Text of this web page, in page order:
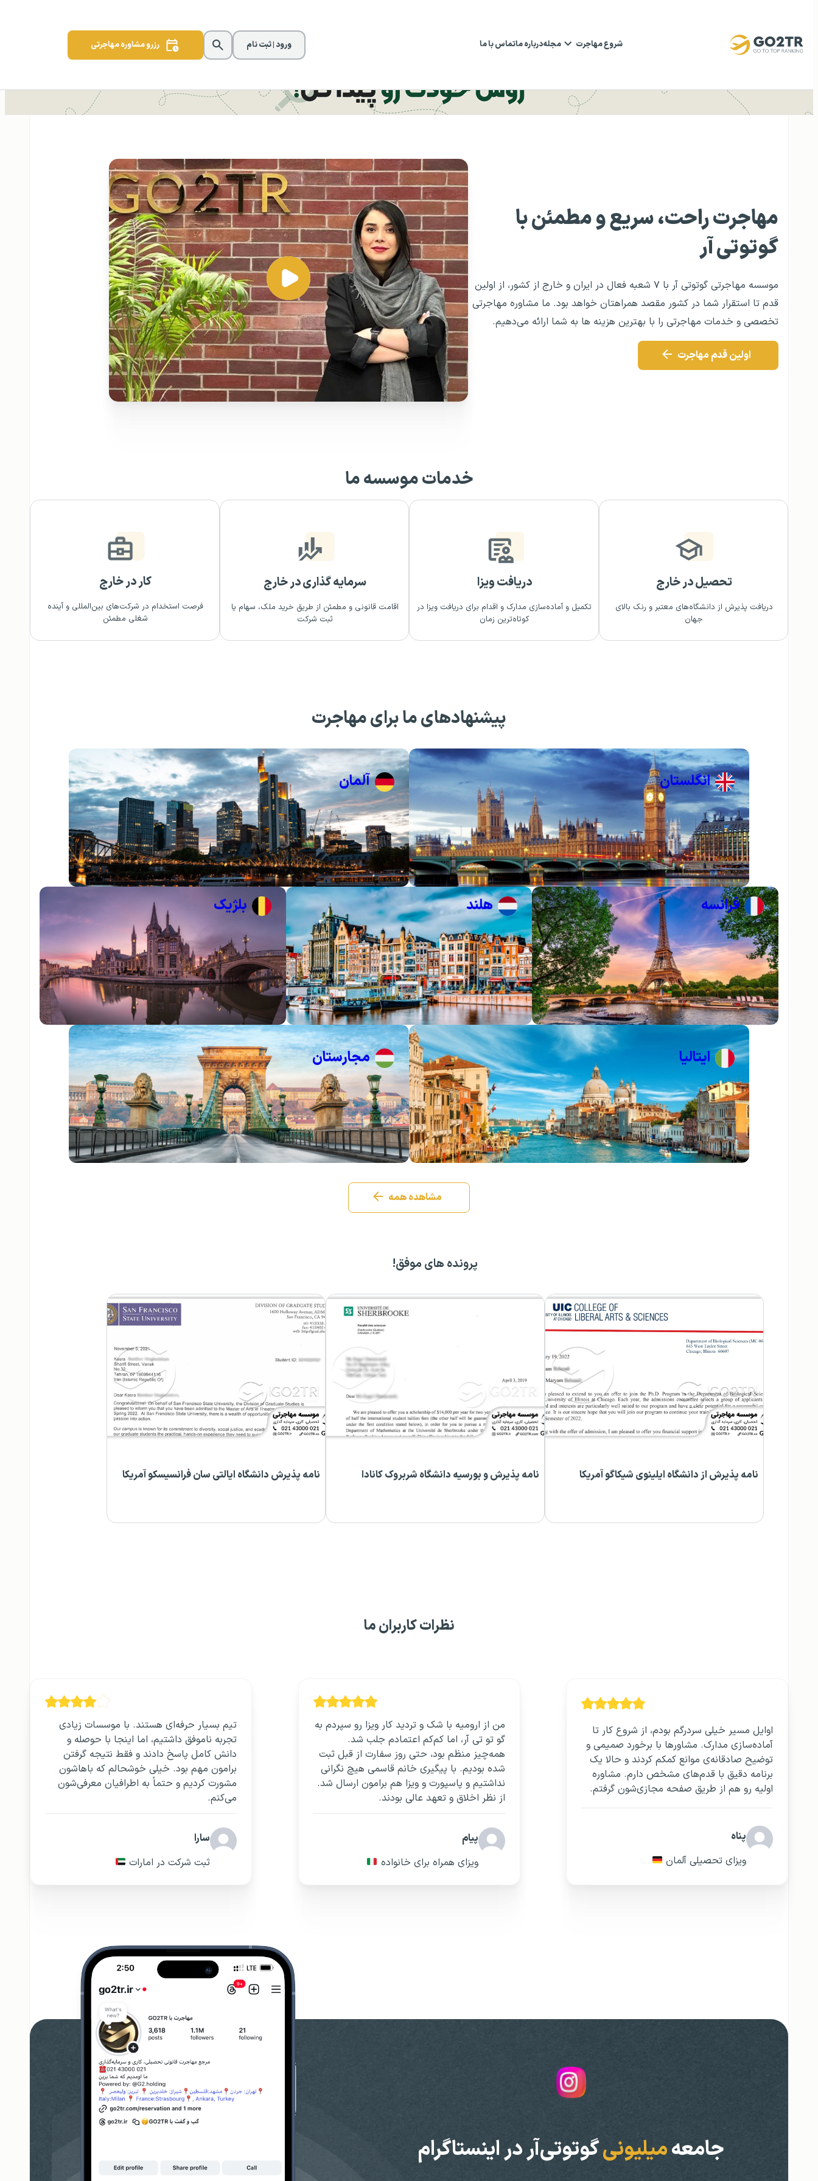
شروع مهاجرت مجلهدرباره ماتماس با ما ورود | ثبت نام رزرو مشاوره مهاجرتی
مهاجرت راحت، سریع و مطمئن با
گوتوتی‌ آر
موسسه مهاجرتی گوتوتی‌ آر با ۷ شعبه فعال در ایران و خارج از کشور، از اولین
قدم تا استقرار شما در کشور مقصد همراهتان خواهد بود. ما مشاوره مهاجرتی
تخصصی‌ و خدمات مهاجرتی را با بهترین هزینه ها به شما ارائه می‌دهیم.
اولین قدم مهاجرت
خدمات موسسه ما
تحصیل در خارج
دریافت پذیرش از دانشگاه‌های معتبر و رنک بالای
جهان
دریافت ویزا
تکمیل و آماده‌سازی مدارک و اقدام برای دریافت ویزا در
کوتاه‌ترین زمان
سرمایه گذاری در خارج
اقامت قانونی و مطمئن از طریق خرید ملک، سهام یا
ثبت شرکت
کار در خارج
فرصت استخدام در شرکت‌های بین‌المللی و آینده
شغلی مطمئن
پیشنهادهای ما برای مهاجرت
انگلستان آلمان
فرانسه هلند بلژیک
ایتالیا مجارستان
مشاهده همه
پرونده های موفق!
نامه پذیرش از دانشگاه ایلینوی شیکاگو آمریکا نامه پذیرش و بورسیه دانشگاه شربروک کانادا نامه پذیرش دانشگاه ایالتی سان فرانسیسکو آمریکا
نظرات کاربران ما
اوایل مسیر خیلی سردرگم بودم، از شروع کار تا
آماده‌سازی مدارک. مشاورها با برخورد صمیمی و
توضیح صادقانه‌ی موانع کمکم کردند و حالا یک
برنامه دقیق با قدم‌های مشخص دارم. مشاوره
اولیه رو هم از طریق صفحه مجازی‌شون گرفتم.
پناه
ویزای تحصیلی آلمان
من از ارومیه با شک و تردید کار ویزا رو سپردم به
گو تو تی آر، اما کم‌کم اعتمادم جلب شد.
همه‌چیز منظم بود، حتی روز سفارت از قبل ثبت
شده بودیم. با پیگیری خانم قاسمی هیچ نگرانی
نداشتیم و پاسپورت و ویزا هم برامون ارسال شد.
از نظر اخلاق و تعهد عالی بودند.
پیام
ویزای همراه برای خانواده
تیم بسیار حرفه‌ای هستند. با موسسات زیادی
تجربه ناموفق داشتیم، اما اینجا با حوصله و
دانش کامل پاسخ دادند و فقط نتیجه گرفتن
برامون مهم بود. خیلی خوشحالم که باهاشون
مشورت کردیم و حتماً به اطرافیان معرفی‌شون
می‌کنم.
سارا
ثبت شرکت در امارات
جامعهمیلیونیگوتوتی‌آر در اینستاگرام